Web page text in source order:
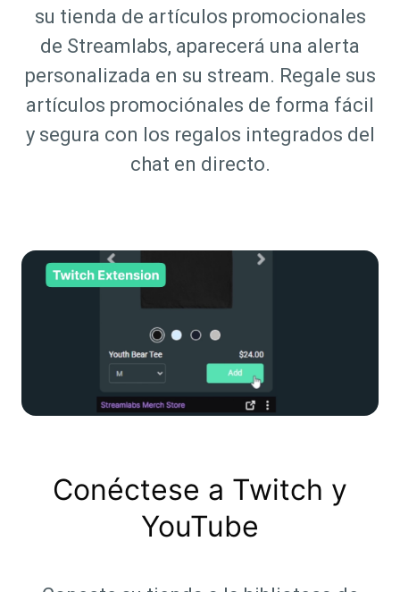
su tienda de artículos promocionales
de Streamlabs, aparecerá una alerta
personalizada en su stream. Regale sus
artículos promociónales de forma fácil
y segura con los regalos integrados del
chat en directo.
Conéctese a Twitch y
YouTube